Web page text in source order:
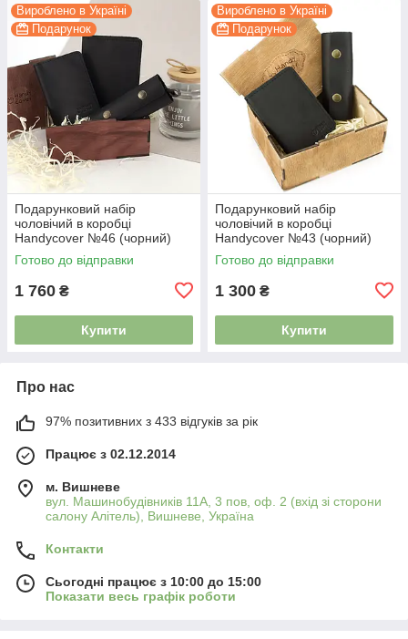
Вироблено в Україні
Подарунок
Подарунковий набір
чоловічий в коробці
Handycover №46 (чорний)
ключниця, обкладинка на
документи і паспорт
Готово до відправки
1 760 ₴
Купити
Вироблено в Україні
Подарунок
Подарунковий набір
чоловічий в коробці
Handycover №43 (чорний)
ключниця, обкладинка ID
паспорт
Готово до відправки
1 300 ₴
Купити
Про нас
97% позитивних з 433 відгуків за рік
Працює з 02.12.2014
м. Вишневе
вул. Машинобудівників 11А, 3 пов, оф. 2 (вхід зі сторони
салону Алітель), Вишневе, Україна
Контакти
Сьогодні працює з 10:00 до 15:00
Показати весь графік роботи